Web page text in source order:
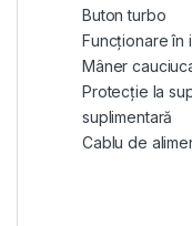
Buton turbo
Funcționare în
Mâner
Protecție la
suplimentară
Cablu de